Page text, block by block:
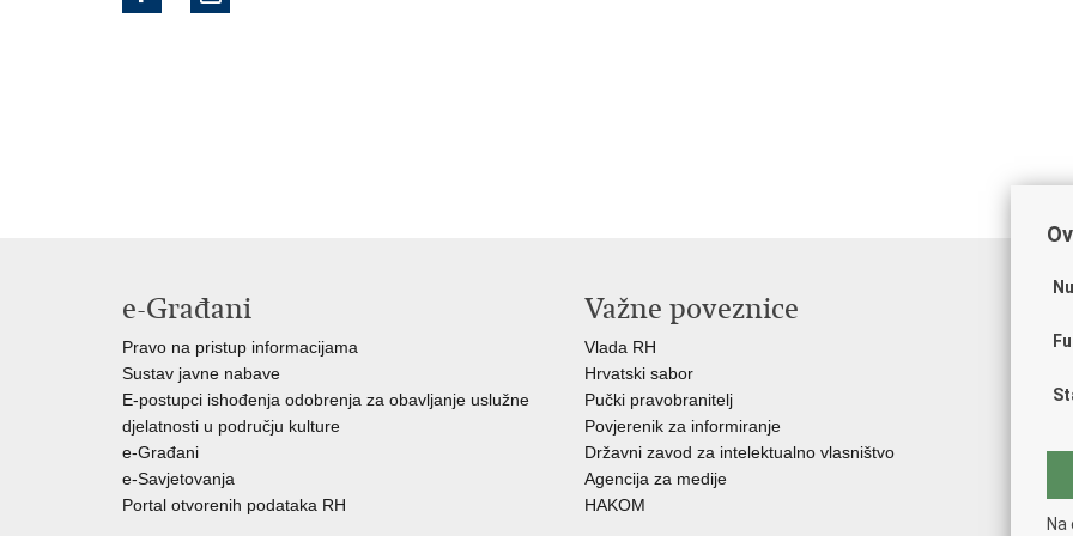
e-Građani
Pravo na pristup informacijama
Sustav javne nabave
E-postupci ishođenja odobrenja za obavljanje uslužne
djelatnosti u području kulture
e-Građani
e-Savjetovanja
Portal otvorenih podataka RH
Važne poveznice
Vlada RH
Hrvatski sabor
Pučki pravobranitelj
Povjerenik za informiranje
Državni zavod za intelektualno vlasništvo
Agencija za medije
HAKOM